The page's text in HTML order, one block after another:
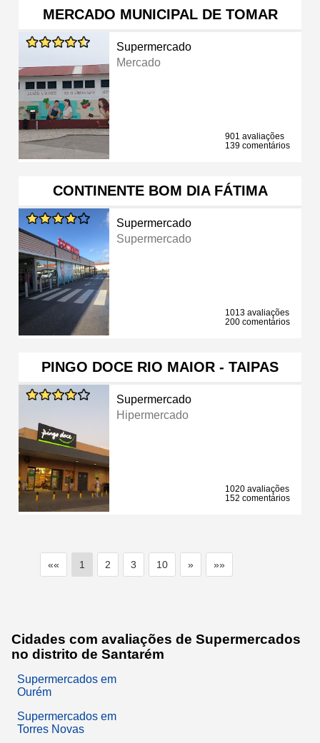
MERCADO MUNICIPAL DE TOMAR
Supermercado
Mercado
901 avaliações
139 comentários
CONTINENTE BOM DIA FÁTIMA
Supermercado
Supermercado
1013 avaliações
200 comentários
PINGO DOCE RIO MAIOR - TAIPAS
Supermercado
Hipermercado
1020 avaliações
152 comentários
«« 1 2 3 10 » »»
Cidades com avaliações de Supermercados
no distrito de Santarém
Supermercados em
Ourém
Supermercados em
Torres Novas